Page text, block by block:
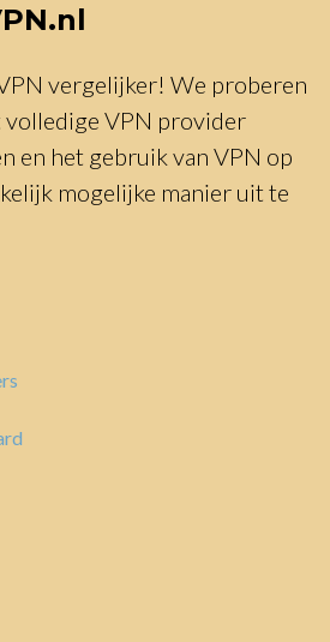
vergelijker! We proberen
VPN provider
en het gebruik van VPN op
mogelijke manier uit te